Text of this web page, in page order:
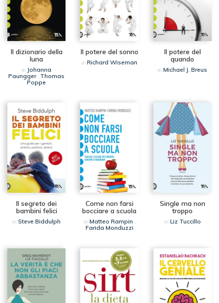
Il dizionario della
luna
di Johanna
Paungger, Thomas
Poppe
Il potere del sonno
diRichard Wiseman
Il potere del
quando
diMichael J. Breus
Il segreto dei
bambini felici
diSteve Biddulph
Come non farsi
bocciare a scuola
di Matteo Rampin ,
Farida Monduzzi
Single ma non
troppo
di Liz Tuccillo